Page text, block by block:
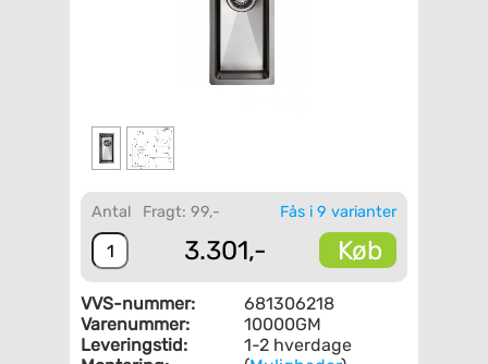
Fås i 9 varianter
Antal Fragt: 99,-
3.301,- Køb
VVS-nummer:
681306218
Varenummer:
10000GM
Leveringstid:
1-2 hverdage